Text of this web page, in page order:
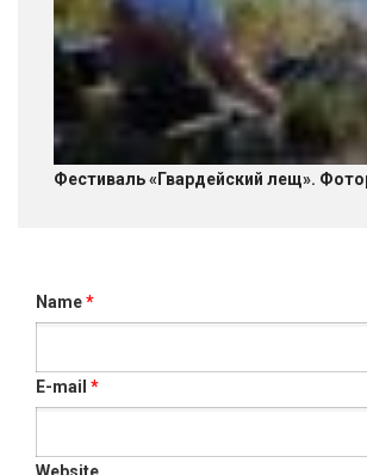
Фестиваль «Гвардейский лещ».
Name*
E-mail *